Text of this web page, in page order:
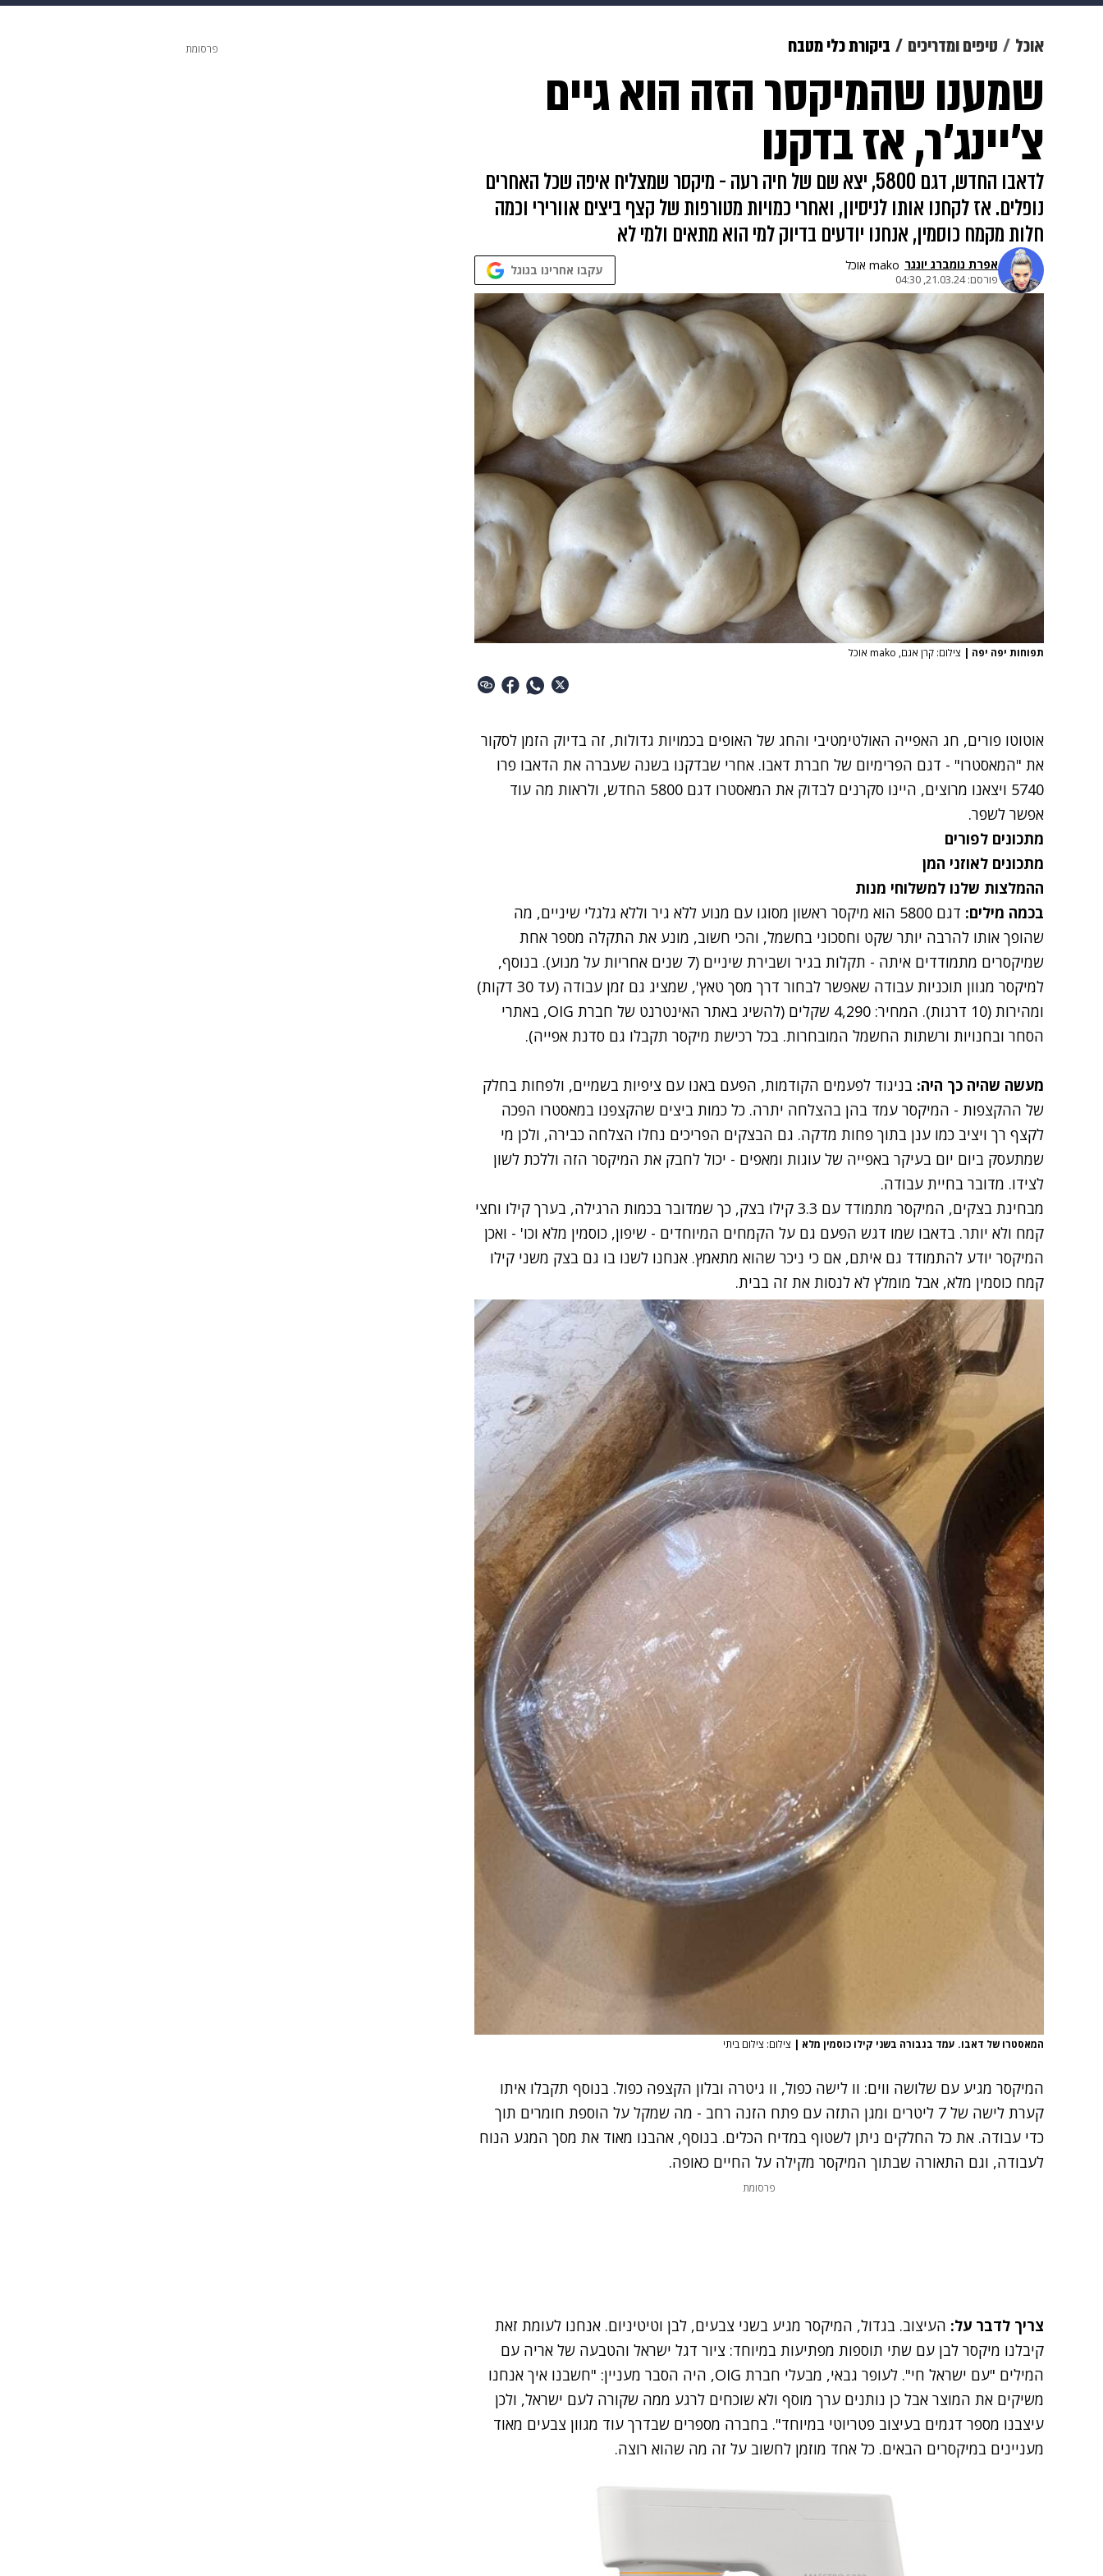
מוזיקה תרבות צבא וביטחון
דיגיטל ויוה משפט תשעה חודשים מתכונים פרויקטים מיוחדים
אוכל טיפים ומדריכים ביקורת כלי מטבח
שמענו שהמיקסר הזה הוא גיים
צ'יינג'ר, אז בדקנו
לדאבו החדש, דגם 5800, יצא שם של חיה רעה - מיקסר שמצליח איפה שכל האחרים
נופלים. אז לקחנו אותו לניסיון, ואחרי כמויות מטורפות של קצף ביצים אוורירי וכמה
חלות מקמח כוסמין, אנחנו יודעים בדיוק למי הוא מתאים ולמי לא
אפרת נומברג יונגר mako אוכל
פורסם:21.03.24, 04:30
עקבו אחרינו בגוגל
תפוחות יפה יפה | צילום: קרן אגם, mako אוכל
אוטוטו פורים, חג האפייה האולטימטיבי והחג של האופים בכמויות גדולות, זה בדיוק הזמן לסקור
את "המאסטרו" - דגם הפרימיום של חברת דאבו. אחרי שבדקנו בשנה שעברה את הדאבו פרו
5740
ויצאנו מרוצים, היינו סקרנים לבדוק את המאסטרו דגם 5800 החדש, ולראות מה עוד
אפשר לשפר.
מתכונים לפורים
מתכונים לאוזני המן
ההמלצות שלנו למשלוחי מנות
בכמה מילים:
דגם 5800 הוא מיקסר ראשון מסוגו עם מנוע ללא גיר וללא גלגלי שיניים, מה
שהופך אותו להרבה יותר שקט וחסכוני בחשמל, והכי חשוב, מונע את התקלה מספר אחת
שמיקסרים מתמודדים איתה - תקלות בגיר ושבירת שיניים (7 שנים אחריות על מנוע). בנוסף,
למיקסר מגוון תוכניות עבודה שאפשר לבחור דרך מסך טאץ', שמציג גם זמן עבודה (עד 30 דקות)
ומהירות (10 דרגות). המחיר: 4,290 שקלים (להשיג ב
אתר האינטרנט של חברת OIG
, באתרי
הסחר ובחנויות ורשתות החשמל המובחרות. בכל רכישת מיקסר תקבלו גם סדנת אפייה).
מעשה שהיה כך היה: בניגוד לפעמים הקודמות, הפעם באנו עם ציפיות בשמיים, ולפחות בחלק
של ההקצפות - המיקסר עמד בהן בהצלחה יתרה. כל כמות ביצים שהקצפנו במאסטרו הפכה
לקצף רך ויציב כמו ענן בתוך פחות מדקה. גם הבצקים הפריכים נחלו הצלחה כבירה, ולכן מי
שמתעסק ביום יום בעיקר באפייה של עוגות ומאפים - יכול לחבק את המיקסר הזה וללכת לשון
לצידו. מדובר בחיית עבודה.
מבחינת בצקים, המיקסר מתמודד עם 3.3 קילו בצק, כך שמדובר בכמות הרגילה, בערך קילו וחצי
קמח ולא יותר. בדאבו שמו דגש הפעם גם על הקמחים המיוחדים - שיפון, כוסמין מלא וכו' - ואכן
המיקסר יודע להתמודד גם איתם, אם כי ניכר שהוא מתאמץ. אנחנו לשנו בו גם בצק משני קילו
קמח כוסמין מלא, אבל מומלץ לא לנסות את זה בבית.
המאסטרו של דאבו. עמד בגבורה בשני קילו כוסמין מלא | צילום: צילום ביתי
המיקסר מגיע עם שלושה ווים: וו לישה כפול, וו גיטרה ובלון הקצפה כפול. בנוסף תקבלו איתו
קערת לישה של 7 ליטרים ומגן התזה עם פתח הזנה רחב - מה שמקל על הוספת חומרים תוך
כדי עבודה. את כל החלקים ניתן לשטוף במדיח הכלים. בנוסף, אהבנו מאוד את מסך המגע הנוח
לעבודה, וגם התאורה שבתוך המיקסר מקילה על החיים כאופה.
פרסומת
צריך לדבר על: העיצוב. בגדול, המיקסר מגיע בשני צבעים, לבן וטיטיניום. אנחנו לעומת זאת
קיבלנו מיקסר לבן עם שתי תוספות מפתיעות במיוחד: ציור דגל ישראל והטבעה של אריה עם
המילים "עם ישראל חי". לעופר גבאי, מבעלי חברת OIG, היה הסבר מעניין: "חשבנו איך אנחנו
משיקים את המוצר אבל כן נותנים ערך מוסף ולא שוכחים לרגע ממה שקורה לעם ישראל, ולכן
עיצבנו מספר דגמים בעיצוב פטריוטי במיוחד". בחברה מספרים שבדרך עוד מגוון צבעים מאוד
מעניינים במיקסרים הבאים. כל אחד מוזמן לחשוב על זה מה שהוא רוצה.
פרסומת